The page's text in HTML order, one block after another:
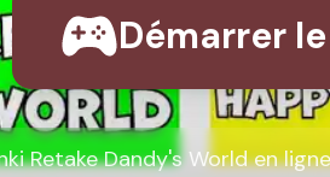
Démarrer
Retake Dandy's World en